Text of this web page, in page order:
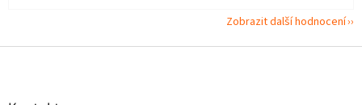
Zobrazit další hodnocení